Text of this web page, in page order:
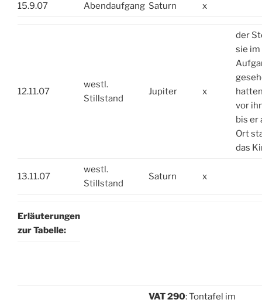
15.9.07 Abendaufgang Saturn x
12.11.07
westl.
Stillstand
Jupiter x
der
sie im
vor
bis er
Ort
das
13.11.07
westl.
Stillstand
Saturn x
Erläuterungen
zur Tabelle:
VAT 290: Tontafel im